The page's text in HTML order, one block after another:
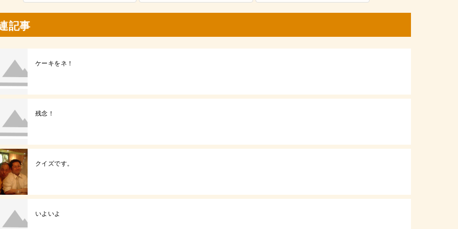
記事
ケーキをネ！
残念！
クイズです。
いよいよ